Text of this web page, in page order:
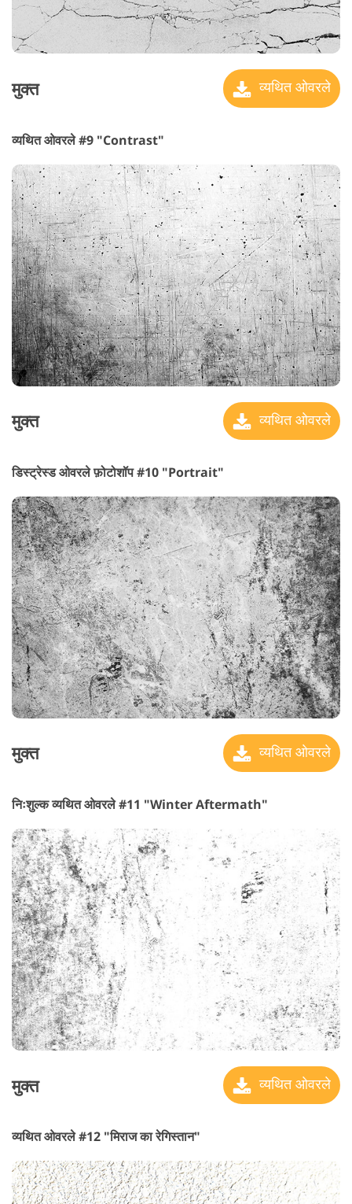
मुक्त व्यथित ओवरले
व्यथित ओवरले #9 "Contrast"
मुक्त व्यथित ओवरले
डिस्ट्रेस्ड ओवरले फ़ोटोशॉप #10 "Portrait"
मुक्त व्यथित ओवरले
निःशुल्क व्यथित ओवरले #11 "Winter Aftermath"
मुक्त व्यथित ओवरले
व्यथित ओवरले #12 "मिराज का रेगिस्तान"